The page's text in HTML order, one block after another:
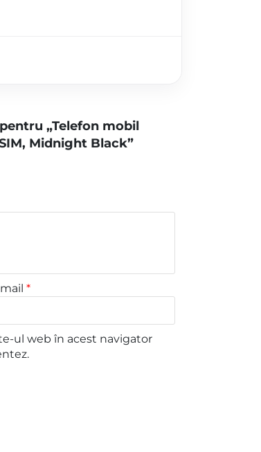
„Telefon mobil
Midnight Black”
*
ul web în acest navigator